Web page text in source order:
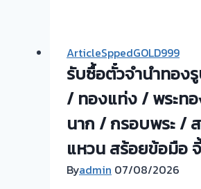
ไม่
ต้อง
รอ
จบ
หน้า
งาน
ทอง
|
รับ
ตั่ว
จำนำ
ทอง-
ArticleSppedGOLD999
รับซื้อตั๋วจำนำทอง
/ ทองแท่ง / พระท
นาก / กรอบพระ /
แหวน สร้อยข้อมือ จี้
Byadmin 07/08/2026